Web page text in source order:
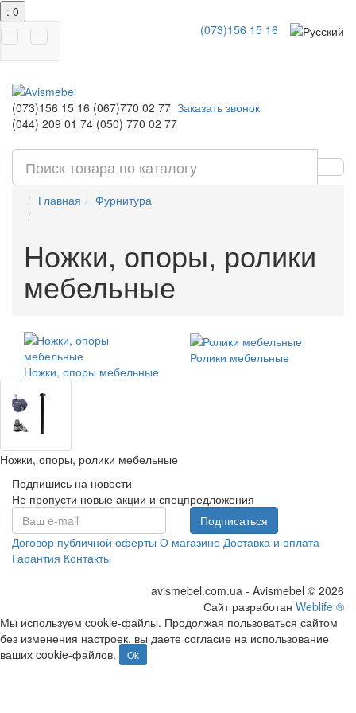
: 0
(073)156 15 16
(073)156 15 16 (067)770 02 77
(044) 209 01 74 (050) 770 02 77
Заказать звонок
Главная Фурнитура
Ножки, опоры, ролики
мебельные
Ножки, опоры мебельные
Ролики мебельные
Ножки, опоры, ролики мебельные
Подпишись на новости
Не пропусти новые акции и спецпредложения
Подписаться
Договор публичной оферты О магазине Доставка и оплата
Гарантия Контакты
avismebel.com.ua - Avismebel © 2026
Сайт разработан Weblife ®
Мы используем cookie-файлы. Продолжая пользоваться сайтом
без изменения настроек, вы даете согласие на использование
ваших cookie-файлов.
Ok